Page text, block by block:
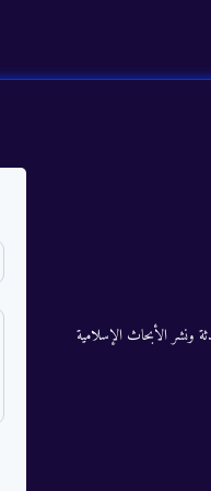
ونشر الأبحاث الإسلامية